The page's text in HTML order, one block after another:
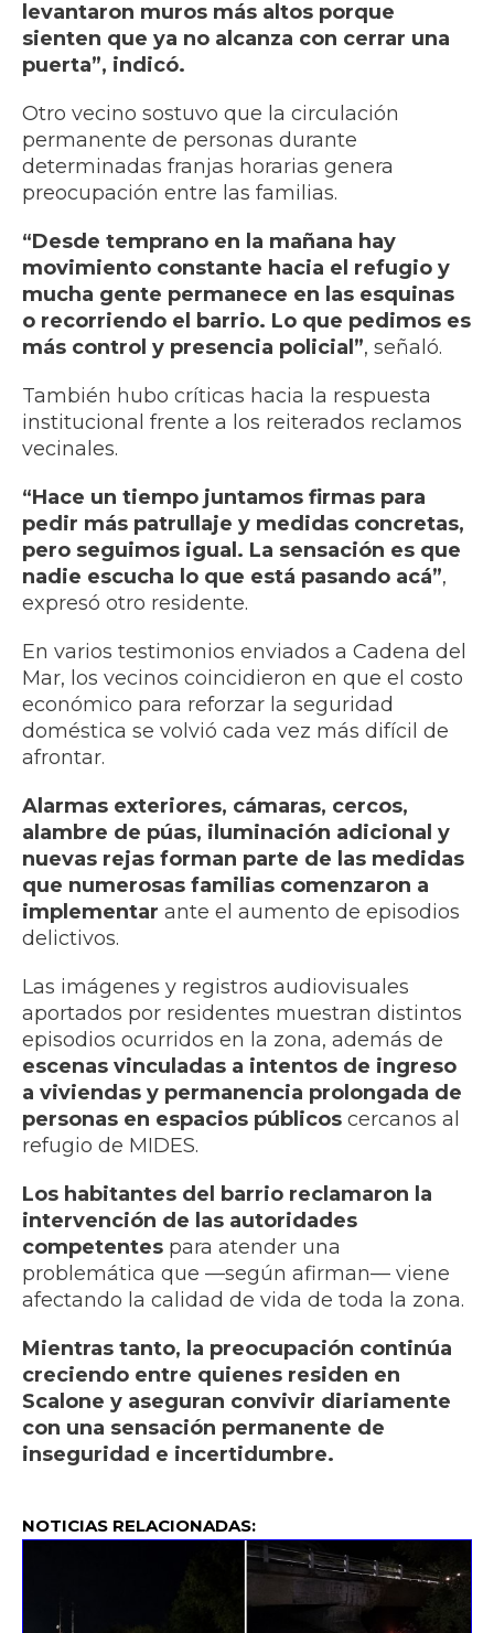
levantaron muros más altos porque
sienten que ya no alcanza con cerrar una
puerta”, indicó.
Otro vecino sostuvo que la circulación
permanente de personas durante
determinadas franjas horarias genera
preocupación entre las familias.
“Desde temprano en la mañana hay
movimiento constante hacia el refugio y
mucha gente permanece en las esquinas
o recorriendo el barrio. Lo que pedimos es
más control y presencia policial”, señaló.
También hubo críticas hacia la respuesta
institucional frente a los reiterados reclamos
vecinales.
“Hace un tiempo juntamos firmas para
pedir más patrullaje y medidas concretas,
pero seguimos igual. La sensación es que
nadie escucha lo que está pasando acá”,
expresó otro residente.
En varios testimonios enviados a Cadena del
Mar, los vecinos coincidieron en que el costo
económico para reforzar la seguridad
doméstica se volvió cada vez más difícil de
afrontar.
Alarmas exteriores, cámaras, cercos,
alambre de púas, iluminación adicional y
nuevas rejas forman parte de las medidas
que numerosas familias comenzaron a
implementar ante el aumento de episodios
delictivos.
Las imágenes y registros audiovisuales
aportados por residentes muestran distintos
episodios ocurridos en la zona, además de
escenas vinculadas a intentos de ingreso
a viviendas y permanencia prolongada de
personas en espacios públicos cercanos al
refugio de MIDES.
Los habitantes del barrio reclamaron la
intervención de las autoridades
competentes para atender una
problemática que —según afirman— viene
afectando la calidad de vida de toda la zona.
Mientras tanto, la preocupación continúa
creciendo entre quienes residen en
Scalone y aseguran convivir diariamente
con una sensación permanente de
inseguridad e incertidumbre.
NOTICIAS RELACIONADAS: